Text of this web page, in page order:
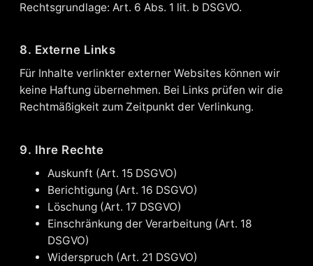
Rechtsgrundlage: Art. 6 Abs. 1 lit. b DSGVO.
8. Externe Links
Für Inhalte verlinkter externer Websites können wir
keine Haftung übernehmen. Bei Links prüfen wir die
Rechtmäßigkeit zum Zeitpunkt der Verlinkung.
9. Ihre Rechte
Auskunft (Art. 15 DSGVO)
Berichtigung (Art. 16 DSGVO)
Löschung (Art. 17 DSGVO)
Einschränkung der Verarbeitung (Art. 18
DSGVO)
Widerspruch (Art. 21 DSGVO)